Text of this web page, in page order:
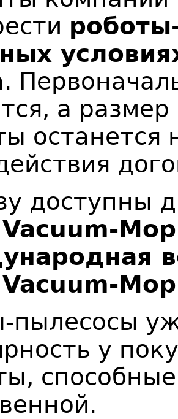
а
останется
доступны
пылесосы
у